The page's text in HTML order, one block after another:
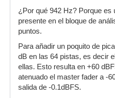
¿Por qué 942 Hz? Porque es
presente en el bloque de
puntos.
Para añadir un poquito de
dB en las 64 pistas, es decir
ellas. Esto resulta en +60
atenuado el master fader a -
salida de -0.1dBFS.